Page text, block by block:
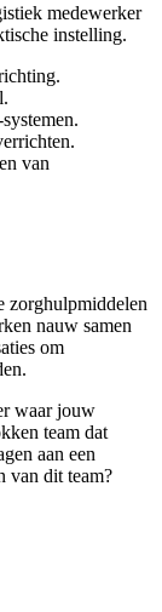
medewerker
instelling.
van
zorghulpmiddelen
nauw samen
om
waar jouw
team dat
aan een
van dit team?